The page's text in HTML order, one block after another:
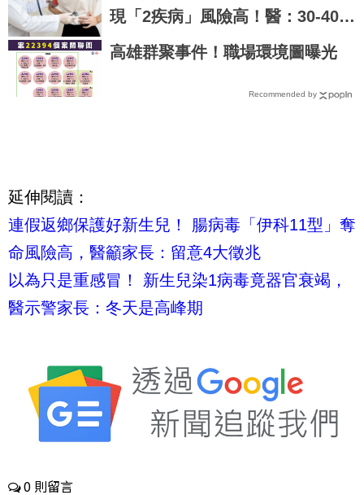
現「2疾病」風險高！醫：30-40歲
要多做「這檢查」
高雄群聚事件！職場環境圖曝光
Recommended by
延伸閱讀：
連假返鄉保護好新生兒！ 腸病毒「伊科11型」奪
命風險高，醫籲家長：留意4大徵兆
以為只是重感冒！ 新生兒染1病毒竟器官衰竭，
醫示警家長：冬天是高峰期